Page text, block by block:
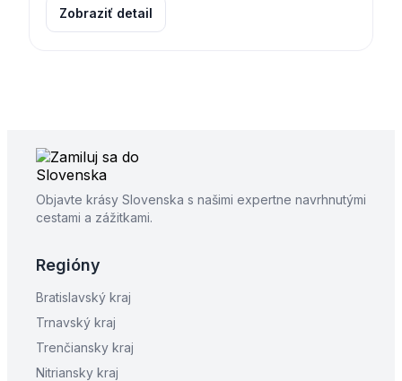
Zobraziť detail
Objavte krásy Slovenska s našimi expertne navrhnutými
cestami a zážitkami.
Regióny
Bratislavský kraj
Trnavský kraj
Trenčiansky kraj
Nitriansky kraj